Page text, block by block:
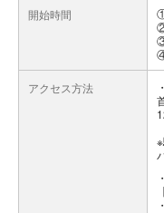
開始時間
アクセス方法